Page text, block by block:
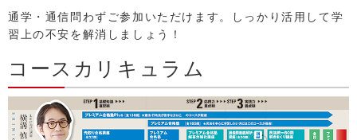
通学・通信問わずご参加いただけます。しっかり活用して学
習上の不安を解消しましょう！
コースカリキュラム